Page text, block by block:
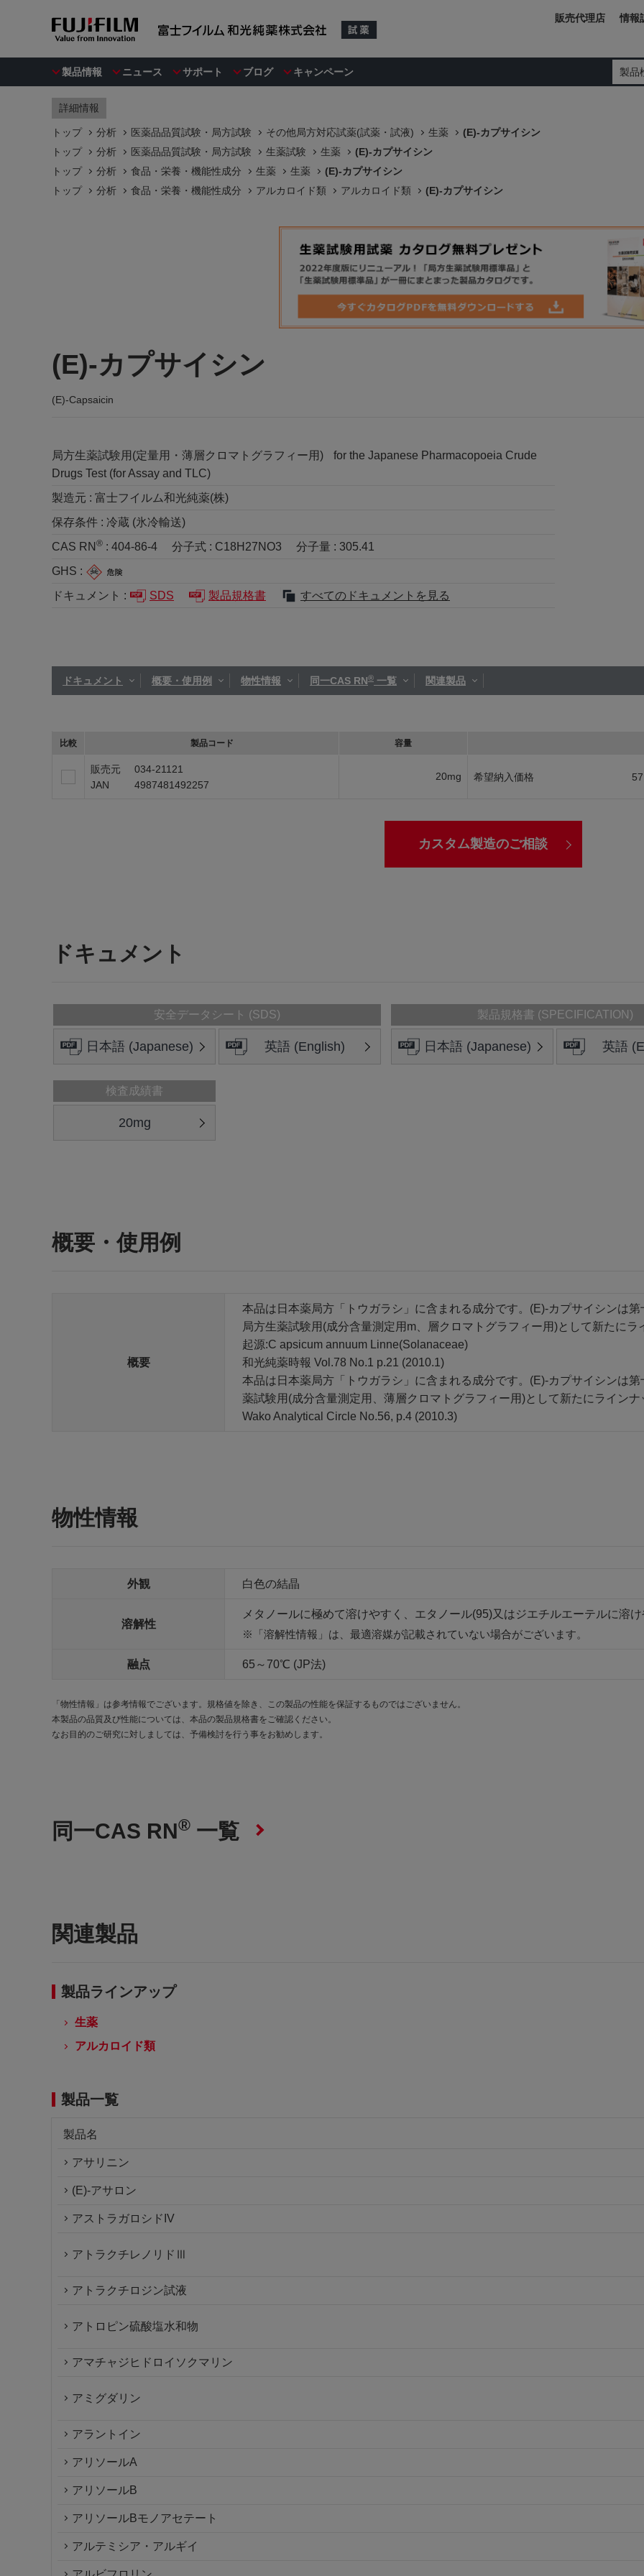
製品情報 ニュース サポート ブログ キャンペーン 製品
販売代理店 情報
詳細情報
トップ 分析 医薬品品質試験・局方試験 その他局方対応試薬(試薬・試液) 生薬
(E)-カプサイシン
トップ
分析 医薬品品質試験・局方試験 生薬試験 生薬
(E)-カプサイシン
トップ
分析 食品・栄養・機能性成分 生薬 生薬
(E)-カプサイシン
トップ
分析 食品・栄養・機能性成分 アルカロイド類 アルカロイド類 (E)-カプサイシン
(E)-カプサイシン
(E)-Capsaicin
局方生薬試験用(定量用・薄層クロマトグラフィー用)
for the Japanese Pharmacopoeia Crude
Drugs Test (for Assay and TLC)
製造元 : 富士フイルム和光純薬(株)
保存条件 : 冷蔵 (氷冷輸送)
CAS RN ® : 404-86-4 分子式 : C18H27NO3 分子量 : 305.41
GHS :
ドキュメント :
SDS 製品規格書 すべてのドキュメントを見る
ドキュメント 概要・使用例 物性情報 同一CAS RN® 一覧 関連製品
比較 製品コード 容量
販売元
034-21121
JAN
4987481492257
20mg 希望納入価格
カスタム製造のご相談
ドキュメント
安全データシート (SDS)
日本語 (Japanese) 英語 (English)
製品規格書 (SPECIFICATION)
日本語 (Japanese) 英語
検査成績書
20mg
概要・使用例
概要
本品は日本薬局方「トウガラシ」に含まれる成分です。(E)-カプサイシンは
局方生薬試験用(成分含量測定用m、層クロマトグラフィー用)として新たにラ
起源:C apsicum annuum Linne(Solanaceae)
和光純薬時報 Vol.78 No.1 p.21 (2010.1)
本品は日本薬局方「トウガラシ」に含まれる成分です。(E)-カプサイシンは
薬試験用(成分含量測定用、薄層クロマトグラフィー用)として新たにラインナ
Wako Analytical Circle No.56, p.4 (2010.3)
物性情報
外観 白色の結晶
溶解性
メタノールに極めて溶けやすく、エタノール(95)又はジエチルエーテルに溶
「溶解性情報」は、最適溶媒が記載されていない場合がございます。
融点 65～70℃ (JP法)
「物性情報」は参考情報でございます。規格値を除き、この製品の性能を保証するものではございません。
本製品の品質及び性能については、本品の製品規格書をご確認ください。
なお目的のご研究に対しましては、予備検討を行う事をお勧めします。
同一CAS RN® 一覧
関連製品
製品ラインアップ
生薬
アルカロイド類
製品一覧
製品名
アサリニン
(E)-アサロン
アストラガロシドIV
アトラクチレノリドⅢ
アトラクチロジン試液
アトロピン硫酸塩水和物
アマチャジヒドロイソクマリン
アミグダリン
アラントイン
アリソールA
アリソールB
アリソールBモノアセテート
アルテミシア・アルギイ